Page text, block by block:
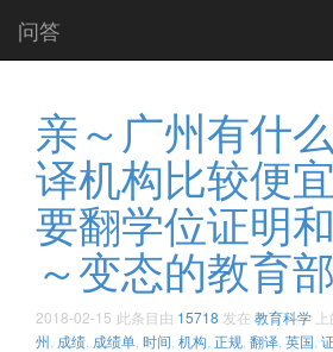
问答
亲～广州有什
译机构比较便
要翻学位证明
～变态的教育
2018-02-15 此条目由 15718 发在 教育科学
州 成绩 成绩单 时间 机构 正规 翻译 英国